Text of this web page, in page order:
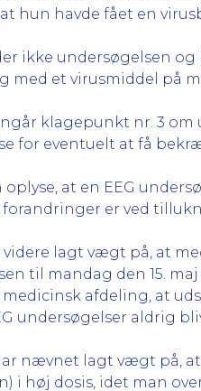
hun havde fået en
ikke undersøgelsen
med et virusmiddel på
klagepunkt nr. 3
for eventuelt at få
oplyse, at en EEG
forandringer er ved
lagt vægt på, at
til mandag den 15.
afdeling, at
undersøgelser aldrig
nævnet lagt vægt på, at
i høj dosis, idet man